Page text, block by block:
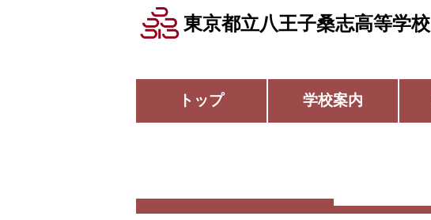
東京都立八王子桑志高等学校
トップ 学校案内